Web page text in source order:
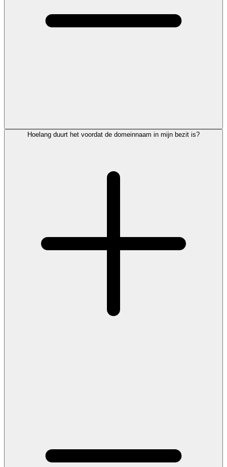
Hoelang duurt het voordat de domeinnaam in mijn bezit is?